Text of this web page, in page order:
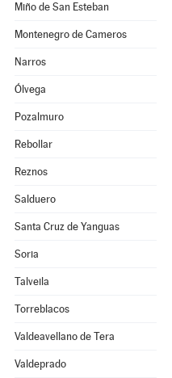
Miño de San Esteban
Montenegro de Cameros
Narros
Ólvega
Pozalmuro
Rebollar
Reznos
Salduero
Santa Cruz de Yanguas
Soria
Talveila
Torreblacos
Valdeavellano de Tera
Valdeprado